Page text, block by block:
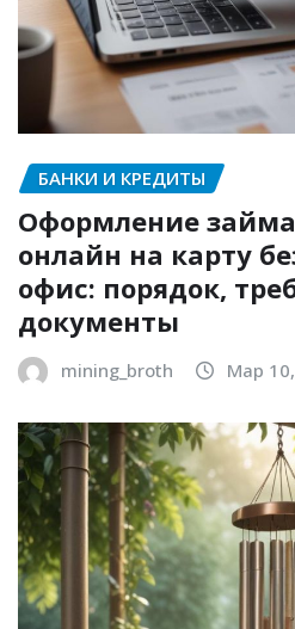
БАНКИ И КРЕДИТЫ
Оформление
онлайн на карту
офис: порядок,
документы
mining_broth Мар